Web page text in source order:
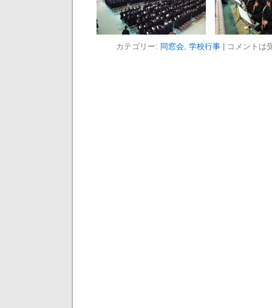
カテゴリー: 同窓会, 学校行事 コメントは